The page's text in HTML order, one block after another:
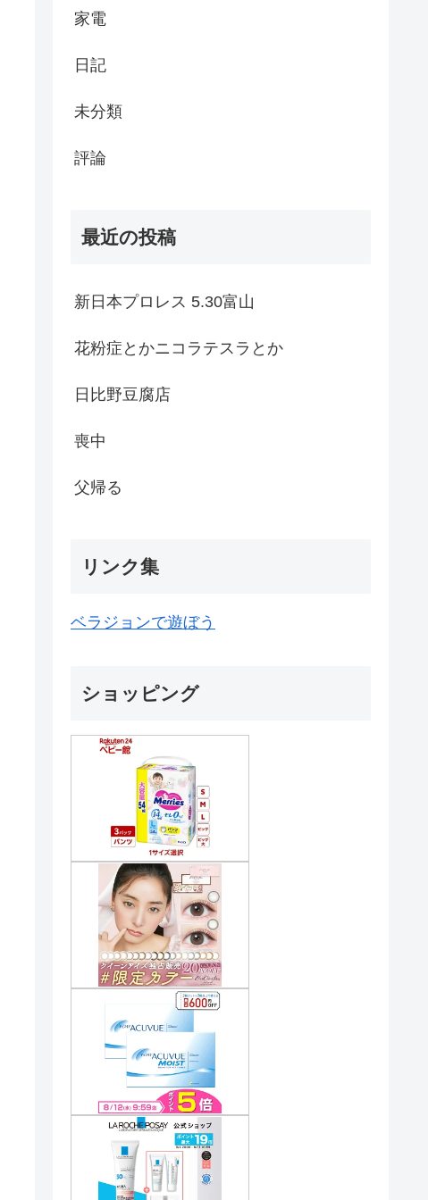
家電
日記
未分類
評論
最近の投稿
新日本プロレス 5.30富山
花粉症とかニコラテスラとか
日比野豆腐店
喪中
父帰る
リンク集
ベラジョンで遊ぼう
ショッピング